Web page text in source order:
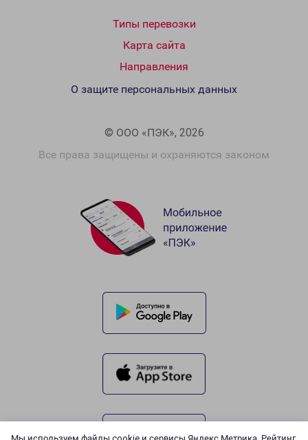
Типы перевозки
Карта сайта
Направления
© ООО «ПЭК», 2026
Все права защищены и охраняются законом
О защите персональных данных